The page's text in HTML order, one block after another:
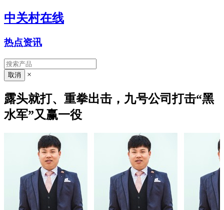
中关村在线
热点资讯
×
露头就打、重拳出击，九号公司打击“黑
水军”又赢一役